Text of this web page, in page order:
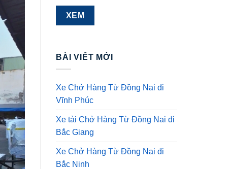
BÀI VIẾT MỚI
Xe Chở Hàng Từ Đồng Nai đi
Vĩnh Phúc
Xe tải Chở Hàng Từ Đồng Nai đi
Bắc Giang
Xe Chở Hàng Từ Đồng Nai đi
Bắc Ninh